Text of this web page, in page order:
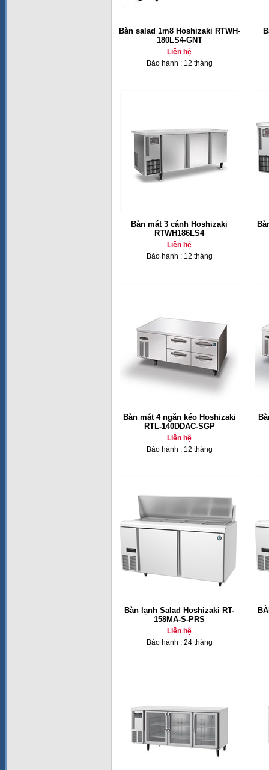
Bàn salad 1m8 Hoshizaki RTWH-
180LS4-GNT
Liên hệ
Bảo hành : 12 tháng
Bàn mát 3 cánh Hoshizaki
RTWH186LS4
Liên hệ
Bảo hành : 12 tháng
Bàn mát 4 ngăn kéo Hoshizaki
RTL-140DDAC-SGP
Liên hệ
Bảo hành : 12 tháng
Bàn lạnh Salad Hoshizaki RT-
158MA-S-PRS
Liên hệ
Bảo hành : 24 tháng